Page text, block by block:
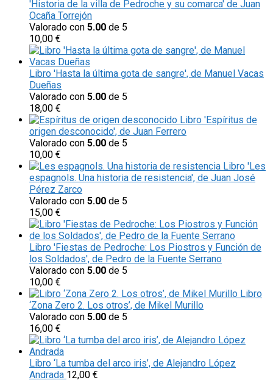
'Historia de la villa de Pedroche y su comarca' de Juan
Ocaña Torrejón
Valorado con 5.00 de 5
10,00 €
Libro 'Hasta la última gota de sangre', de Manuel Vacas
Dueñas
Valorado con 5.00 de 5
18,00 €
Libro 'Espíritus de
origen desconocido', de Juan Ferrero
Valorado con 5.00 de 5
10,00 €
Libro 'Les
espagnols. Una historia de resistencia', de Juan José
Pérez Zarco
Valorado con 5.00 de 5
15,00 €
Libro 'Fiestas de Pedroche: Los Piostros y Función de
los Soldados', de Pedro de la Fuente Serrano
Valorado con 5.00 de 5
10,00 €
Libro
‘Zona Zero 2. Los otros’, de Mikel Murillo
Valorado con 5.00 de 5
16,00 €
Libro ‘La tumba del arco iris’, de Alejandro López
Andrada 12,00 €